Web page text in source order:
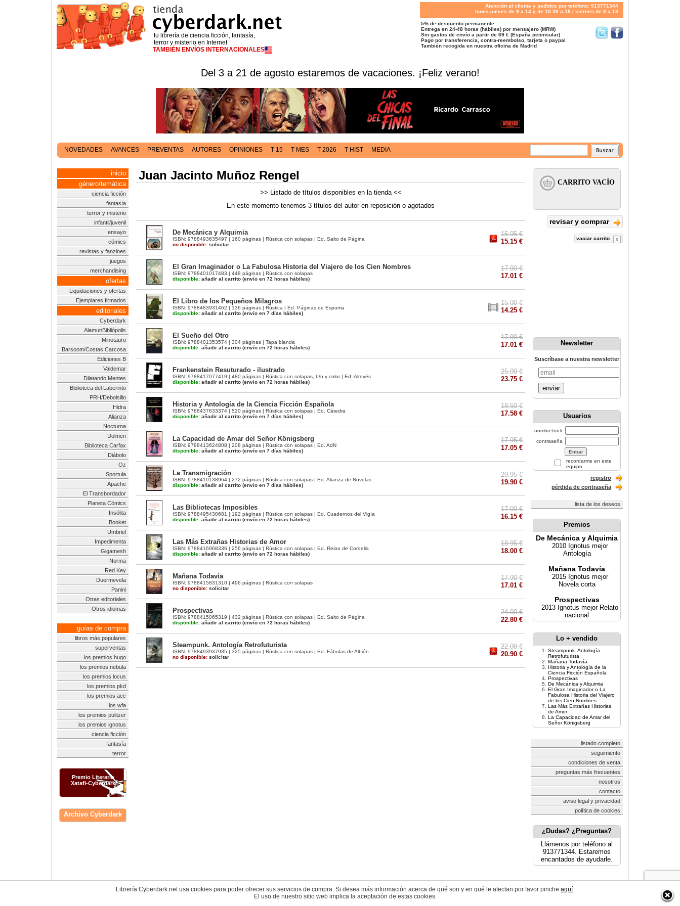
tu librería de ciencia ficción, fantasía,
terror y misterio en Internet
TAMBIÉN ENVÍOS INTERNACIONALES
Atención al cliente y pedidos por teléfono: 913771344
lunes-jueves de 9 a 14 y de 15:30 a 18 / viernes de 9 a 13
5% de descuento permanente
Entrega en 24-48 horas (hábiles) por mensajero (MRW)
Sin gastos de envío a partir de 69 € (España peninsular)
Pago por transferencia, contra-reembolso, tarjeta o paypal
También recogida en nuestra oficina de Madrid
Del 3 a 21 de agosto estaremos de vacaciones. ¡Feliz verano!
NOVEDADES AVANCES PREVENTAS AUTORES OPINIONES T 15 T MES T 2026 T HIST MEDIA
inicio
género/temática
ciencia ficción
fantasía
terror y misterio
infantil/juvenil
ensayo
cómics
revistas y fanzines
juegos
merchandising
ofertas
Liquidaciones y ofertas
Ejemplares firmados
editoriales
Cyberdark
Alamut/Bibliópolis
Minotauro
Barsoom/Costas Carcosa
Ediciones B
Valdemar
Dilatando Mentes
Biblioteca del Laberinto
PRH/Debolsillo
Hidra
Alianza
Nocturna
Dolmen
Biblioteca Carfax
Diábolo
Oz
Sportula
Apache
El Transbordador
Planeta Cómics
Insólita
Booket
Umbriel
Impedimenta
Gigamesh
Norma
Red Key
Duermevela
Panini
Otras editoriales
Otros idiomas
guías de compra
libros más populares
superventas
los premios hugo
los premios nebula
los premios locus
los premios pkd
los premios acc
los wfa
los premios pulitzer
los premios ignotus
ciencia ficción
fantasía
terror
Premio Literario
Xatafi-Cyberdark
Archivo Cyberdark
Juan Jacinto Muñoz Rengel
>> Listado de títulos disponibles en la tienda <<
En este momento tenemos 3 títulos del autor en reposición o agotados
De Mecánica y Alquimia
ISBN: 9788493635497 | 160 páginas | Rústica con solapas | Ed. Salto de Página
no disponible: solicitar
15.95 €
15.15 €
El Gran Imaginador o La Fabulosa Historia del Viajero de los Cien Nombres
ISBN: 9788401017483 | 448 páginas | Rústica con solapas
disponible: añadir al carrito (envío en 72 horas hábiles)
17.90 €
17.01 €
El Libro de los Pequeños Milagros
ISBN: 9788483931462 | 136 páginas | Rústica | Ed. Páginas de Espuma
disponible: añadir al carrito (envío en 7 días hábiles)
15.00 €
14.25 €
El Sueño del Otro
ISBN: 9788401353574 | 304 páginas | Tapa blanda
disponible: añadir al carrito (envío en 72 horas hábiles)
17.90 €
17.01 €
Frankenstein Resuturado - ilustrado
ISBN: 9788417077419 | 480 páginas | Rústica con solapas, b/n y color | Ed. Alrevés
disponible: añadir al carrito (envío en 72 horas hábiles)
25.00 €
23.75 €
Historia y Antología de la Ciencia Ficción Española
ISBN: 9788437633374 | 520 páginas | Rústica con solapas | Ed. Cátedra
disponible: añadir al carrito (envío en 7 días hábiles)
18.50 €
17.58 €
La Capacidad de Amar del Señor Königsberg
ISBN: 9788413624808 | 208 páginas | Rústica con solapas | Ed. AdN
disponible: añadir al carrito (envío en 7 días hábiles)
17.95 €
17.05 €
La Transmigración
ISBN: 9788410138964 | 272 páginas | Rústica con solapas | Ed. Alianza de Novelas
disponible: añadir al carrito (envío en 7 días hábiles)
20.95 €
19.90 €
Las Bibliotecas Imposibles
ISBN: 9788495430681 | 192 páginas | Rústica con solapas | Ed. Cuadernos del Vigía
disponible: añadir al carrito (envío en 72 horas hábiles)
17.00 €
16.15 €
Las Más Extrañas Historias de Amor
ISBN: 9788416968336 | 256 páginas | Rústica con solapas | Ed. Reino de Cordelia
disponible: añadir al carrito (envío en 72 horas hábiles)
18.95 €
18.00 €
Mañana Todavía
ISBN: 9788415831310 | 496 páginas | Rústica con solapas
no disponible: solicitar
17.90 €
17.01 €
Prospectivas
ISBN: 9788415065319 | 432 páginas | Rústica con solapas | Ed. Salto de Página
disponible: añadir al carrito (envío en 72 horas hábiles)
24.00 €
22.80 €
Steampunk. Antología Retrofuturista
ISBN: 9788493937935 | 325 páginas | Rústica con solapas | Ed. Fábulas de Albión
no disponible: solicitar
22.00 €
20.90 €
revisar y comprar
vaciar carrito
Newsletter
Suscríbase a nuestra newsletter
enviar
Usuarios
nombre/nick
contraseña
recordarme en este
equipo
registro
pérdida de contraseña
lista de los deseos
Premios
De Mecánica y Alquimia
2010 Ignotus mejor
Antología
Mañana Todavía
2015 Ignotus mejor
Novela corta
Prospectivas
2013 Ignotus mejor Relato
nacional
Lo + vendido
Steampunk. Antología
Retrofuturista
Mañana Todavía
Historia y Antología de la
Ciencia Ficción Española
Prospectivas
De Mecánica y Alquimia
El Gran Imaginador o La
Fabulosa Historia del Viajero
de los Cien Nombres
Las Más Extrañas Historias
de Amor
La Capacidad de Amar del
Señor Königsberg
listado completo
seguimiento
condiciones de venta
preguntas más frecuentes
nosotros
contacto
aviso legal y privacidad
política de cookies
¿Dudas? ¿Preguntas?
Llámenos por teléfono al
913771344. Estaremos
encantados de ayudarle.
© 2004-2026 cyberdark.net - todos los derechos reservados
Librería Cyberdark.net usa cookies para poder ofrecer sus servicios de compra. Si desea más información acerca de qué son y en qué le afectan por favor pinche aquí.
El uso de nuestro sitio web implica la aceptación de estas cookies.